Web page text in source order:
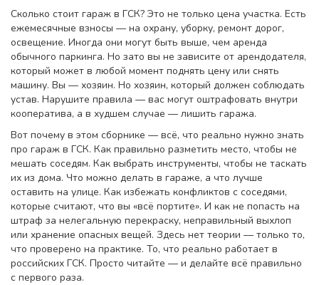
Сколько стоит гараж в ГСК? Это не только цена участка. Есть
ежемесячные взносы — на охрану, уборку, ремонт дорог,
освещение. Иногда они могут быть выше, чем аренда
обычного паркинга. Но зато вы не зависите от арендодателя,
который может в любой момент поднять цену или снять
машину. Вы — хозяин. Но хозяин, который должен соблюдать
устав. Нарушите правила — вас могут оштрафовать внутри
кооператива, а в худшем случае — лишить гаража.
Вот почему в этом сборнике — всё, что реально нужно знать
про гараж в ГСК. Как правильно разметить место, чтобы не
мешать соседям. Как выбрать инструменты, чтобы не таскать
их из дома. Что можно делать в гараже, а что лучше
оставить на улице. Как избежать конфликтов с соседями,
которые считают, что вы «всё портите». И как не попасть на
штраф за нелегальную перекраску, неправильный выхлоп
или хранение опасных вещей. Здесь нет теории — только то,
что проверено на практике. То, что реально работает в
российских ГСК. Просто читайте — и делайте всё правильно
с первого раза.